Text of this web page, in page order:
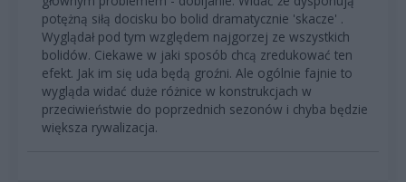
potężną siłą docisku bo bolid dramatycznie 'skacze' .
Wyglądał pod tym względem najgorzej ze wszystkich
bolidów. Ciekawe w jaki sposób chcą zredukować ten
efekt. Jak im się uda będą groźni. Ale ogólnie fajnie to
wygląda widać duże różnice w konstrukcjach w
przeciwieństwie do poprzednich sezonów i chyba będzie
większa rywalizacja.